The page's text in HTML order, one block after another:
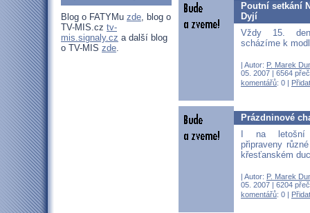
Blog o FATYMu zde, blog o
TV-MIS.cz tv-
mis.signaly.cz a další blog
o TV-MIS zde.
Poutní setkání
Dyjí
Vždy 15.
scházíme k
| Autor: P. Marek
05. 2007 | 6564
komentářů: 0 |
Prázdninové
I na letošní
připraveny
křesťanském
| Autor: P. Marek
05. 2007 | 6204
komentářů: 0 |